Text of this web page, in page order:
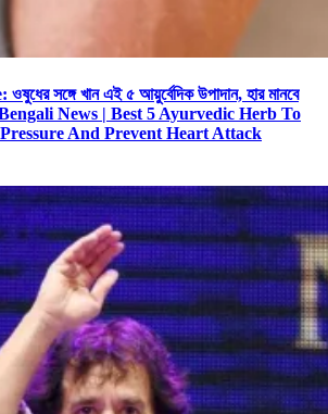
সঙ্গে খান এই ৫ আয়ুর্বেদিক উপাদান, হার মানবে
Bengali News | Best 5 Ayurvedic Herb To
And Prevent Heart Attack